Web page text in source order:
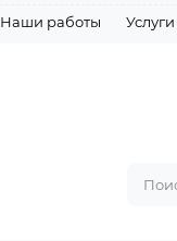
Наши работы Услуги